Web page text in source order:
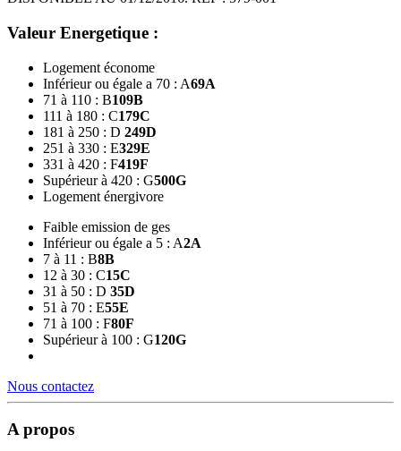
Valeur Energetique :
Logement économe
Inférieur ou égale a 70 : A69A
71 à 110 : B109B
111 à 180 : C179C
181 à 250 : D 249D
251 à 330 : E329E
331 à 420 : F419F
Supérieur à 420 : G500G
Logement énergivore
Faible emission de ges
Inférieur ou égale a 5 : A2A
7 à 11 : B8B
12 à 30 : C15C
31 à 50 : D 35D
51 à 70 : E55E
71 à 100 : F80F
Supérieur à 100 : G120G
Nous contactez
A propos